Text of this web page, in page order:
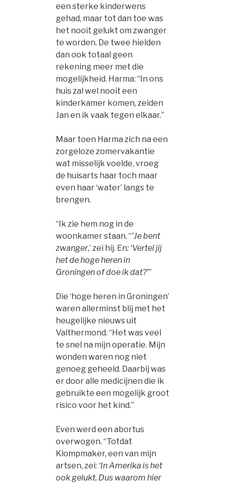
een sterke kinderwens
gehad, maar tot dan toe was
het nooit gelukt om zwanger
te worden. De twee hielden
dan ook totaal geen
rekening meer met die
mogelijkheid. Harma: “In ons
huis zal wel nooit een
kinderkamer komen, zeiden
Jan en ik vaak tegen elkaar.”
Maar toen Harma zich na een
zorgeloze zomervakantie
wat misselijk voelde, vroeg
de huisarts haar toch maar
even haar ‘water’ langs te
brengen.
“Ik zie hem nog in de
woonkamer staan. “’Je bent
zwanger,’ zei hij. En: ‘Vertel jij
het de hoge heren in
Groningen of doe ik dat?’”
Die ‘hoge heren in Groningen’
waren allerminst blij met het
heugelijke nieuws uit
Valthermond. “Het was veel
te snel na mijn operatie. Mijn
wonden waren nog niet
genoeg geheeld. Daarbij was
er door alle medicijnen die ik
gebruikte een mogelijk groot
risico voor het kind.”
Even werd een abortus
overwogen. “Totdat
Klompmaker, een van mijn
artsen, zei: ‘In Amerika is het
ook gelukt. Dus waarom hier